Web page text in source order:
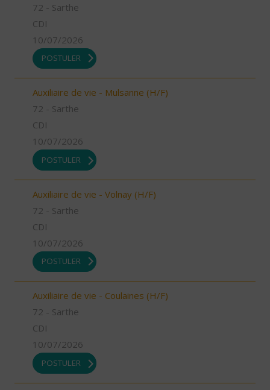
72 - Sarthe
CDI
10/07/2026
POSTULER
Auxiliaire de vie - Mulsanne (H/F)
72 - Sarthe
CDI
10/07/2026
POSTULER
Auxiliaire de vie - Volnay (H/F)
72 - Sarthe
CDI
10/07/2026
POSTULER
Auxiliaire de vie - Coulaines (H/F)
72 - Sarthe
CDI
10/07/2026
POSTULER